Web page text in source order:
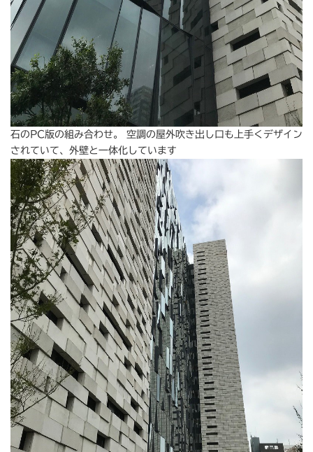
石のPC版の組み合わせ。 空調の屋外吹き出し口も上手くデザイン
されていて、外壁と一体化しています